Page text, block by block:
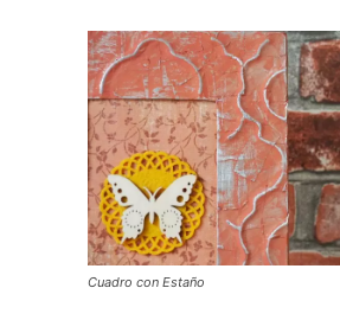
Cuadro con Estaño